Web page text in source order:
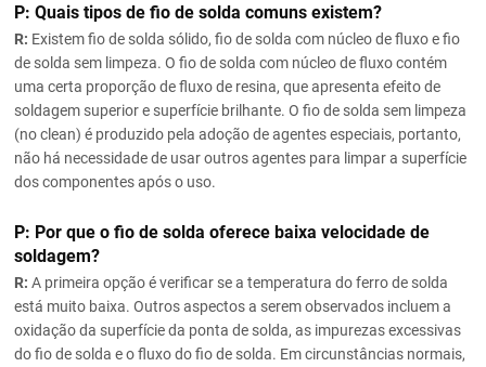
P: Quais tipos de fio de solda comuns existem?
R: Existem fio de solda sólido, fio de solda com núcleo de fluxo e fio
de solda sem limpeza. O fio de solda com núcleo de fluxo contém
uma certa proporção de fluxo de resina, que apresenta efeito de
soldagem superior e superfície brilhante. O fio de solda sem limpeza
(no clean) é produzido pela adoção de agentes especiais, portanto,
não há necessidade de usar outros agentes para limpar a superfície
dos componentes após o uso.
P: Por que o fio de solda oferece baixa velocidade de
soldagem?
R: A primeira opção é verificar se a temperatura do ferro de solda
está muito baixa. Outros aspectos a serem observados incluem a
oxidação da superfície da ponta de solda, as impurezas excessivas
do fio de solda e o fluxo do fio de solda. Em circunstâncias normais,